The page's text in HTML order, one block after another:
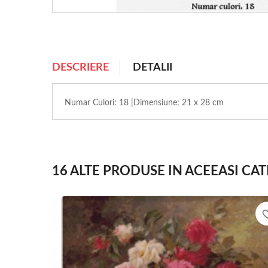
DESCRIERE DETALII
Numar Culori: 18 |Dimensiune: 21 x 28 cm
16 ALTE PRODUSE IN ACEEASI